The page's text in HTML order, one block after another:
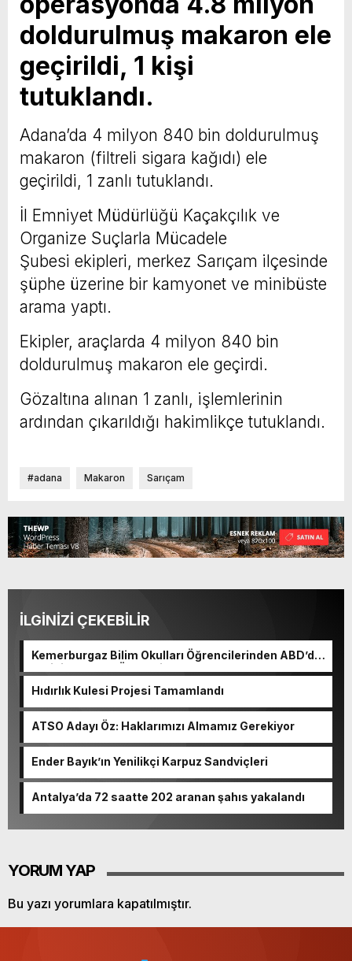
doldurulmuş makaron ele
geçirildi, 1 kişi
tutuklandı.
Adana’da 4 milyon 840 bin doldurulmuş
makaron (filtreli sigara kağıdı) ele
geçirildi, 1 zanlı tutuklandı.
İl Emniyet Müdürlüğü Kaçakçılık ve
Organize Suçlarla Mücadele
Şubesi ekipleri, merkez Sarıçam ilçesinde
şüphe üzerine bir kamyonet ve minibüste
arama yaptı.
Ekipler, araçlarda 4 milyon 840 bin
doldurulmuş makaron ele geçirdi.
Gözaltına alınan 1 zanlı, işlemlerinin
ardından çıkarıldığı hakimlikçe tutuklandı.
#adana Makaron Sarıçam
İLGİNİZİ ÇEKEBİLİR
Kemerburgaz Bilim Okulları Öğrencilerinden ABD’de
Tarihi Başarı: 6 Öğrenci 14 Madalya Kazandı
Hıdırlık Kulesi Projesi Tamamlandı
ATSO Adayı Öz: Haklarımızı Almamız Gerekiyor
Ender Bayık’ın Yenilikçi Karpuz Sandviçleri
Antalya’da 72 saatte 202 aranan şahıs yakalandı
YORUM YAP
Bu yazı yorumlara kapatılmıştır.